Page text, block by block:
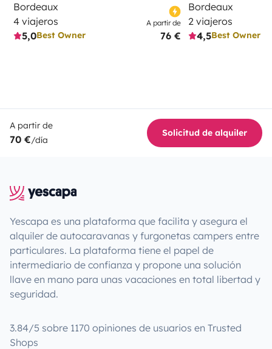
Bordeaux
4 viajeros
5,0Best Owner
A partir de
76 €
Bordeaux
2 viajeros
4,5Best Owner
A partir de
70 €/día
Solicitud de alquiler
Yescapa es una plataforma que facilita y asegura el
alquiler de autocaravanas y furgonetas campers entre
particulares. La plataforma tiene el papel de
intermediario de confianza y propone una solución
llave en mano para unas vacaciones en total libertad y
seguridad.
3.84/5 sobre 1170 opiniones de usuarios en Trusted
Shops